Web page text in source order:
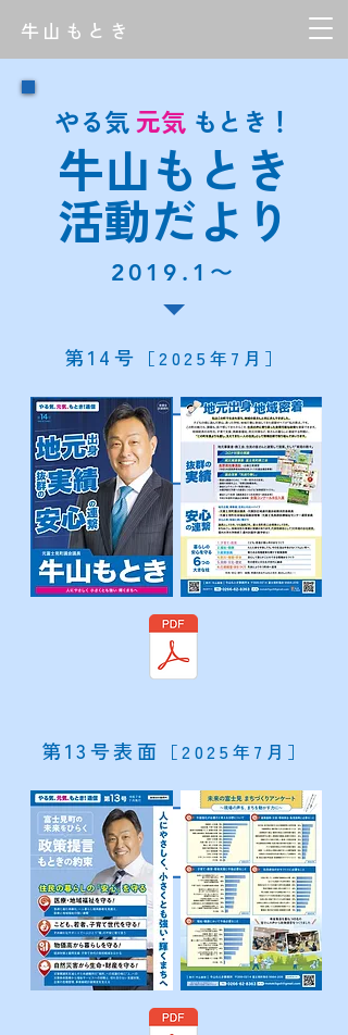
牛山もとき
​やる気元気 もとき！
牛山もとき
活動だより
2019.1〜
​第14号 ［2025年7月］
​第13号表面 ［2025年7月］